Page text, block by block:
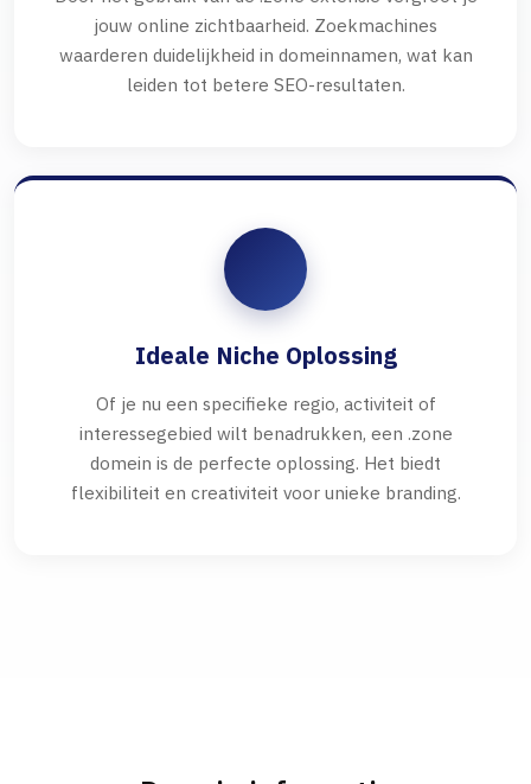
jouw online zichtbaarheid. Zoekmachines
waarderen duidelijkheid in domeinnamen, wat kan
leiden tot betere SEO-resultaten.
Ideale Niche Oplossing
Of je nu een specifieke regio, activiteit of
interessegebied wilt benadrukken, een .zone
domein is de perfecte oplossing. Het biedt
flexibiliteit en creativiteit voor unieke branding.